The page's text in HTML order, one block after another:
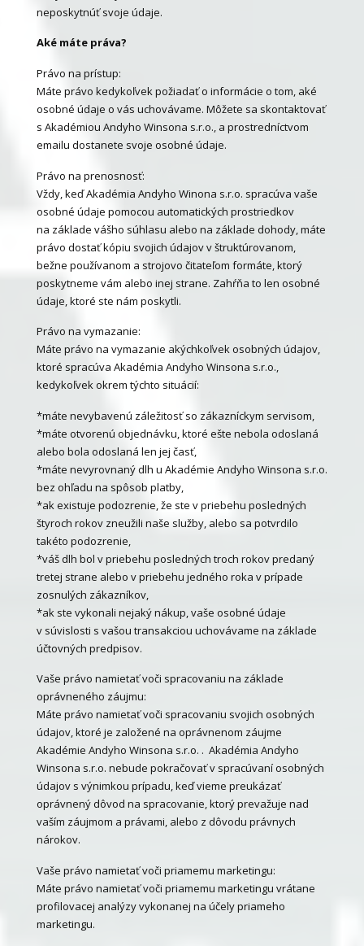
neposkytnúť svoje údaje.
Aké máte práva?
Právo na prístup:
Máte právo kedykoľvek požiadať o informácie o tom, aké
osobné údaje o vás uchovávame. Môžete sa skontaktovať
s Akadémiou Andyho Winsona s.r.o., a prostredníctvom
emailu dostanete svoje osobné údaje.
Právo na prenosnosť:
Vždy, keď Akadémia Andyho Winona s.r.o. spracúva vaše
osobné údaje pomocou automatických prostriedkov
na základe vášho súhlasu alebo na základe dohody, máte
právo dostať kópiu svojich údajov v štruktúrovanom,
bežne používanom a strojovo čitateľom formáte, ktorý
poskytneme vám alebo inej strane. Zahŕňa to len osobné
údaje, ktoré ste nám poskytli.
Právo na vymazanie:
Máte právo na vymazanie akýchkoľvek osobných údajov,
ktoré spracúva Akadémia Andyho Winsona s.r.o.,
kedykoľvek okrem týchto situácií:
*máte nevybavenú záležitosť so zákazníckym servisom,
*máte otvorenú objednávku, ktoré ešte nebola odoslaná
alebo bola odoslaná len jej časť,
*máte nevyrovnaný dlh u Akadémie Andyho Winsona s.r.o.
bez ohľadu na spôsob platby,
*ak existuje podozrenie, že ste v priebehu posledných
štyroch rokov zneužili naše služby, alebo sa potvrdilo
takéto podozrenie,
*váš dlh bol v priebehu posledných troch rokov predaný
tretej strane alebo v priebehu jedného roka v prípade
zosnulých zákazníkov,
*ak ste vykonali nejaký nákup, vaše osobné údaje
v súvislosti s vašou transakciou uchovávame na základe
účtovných predpisov.
Vaše právo namietať voči spracovaniu na základe
oprávneného záujmu:
Máte právo namietať voči spracovaniu svojich osobných
údajov, ktoré je založené na oprávnenom záujme
Akadémie Andyho Winsona s.r.o. . Akadémia Andyho
Winsona s.r.o. nebude pokračovať v spracúvaní osobných
údajov s výnimkou prípadu, keď vieme preukázať
oprávnený dôvod na spracovanie, ktorý prevažuje nad
vaším záujmom a právami, alebo z dôvodu právnych
nárokov.
Vaše právo namietať voči priamemu marketingu:
Máte právo namietať voči priamemu marketingu vrátane
profilovacej analýzy vykonanej na účely priameho
marketingu.